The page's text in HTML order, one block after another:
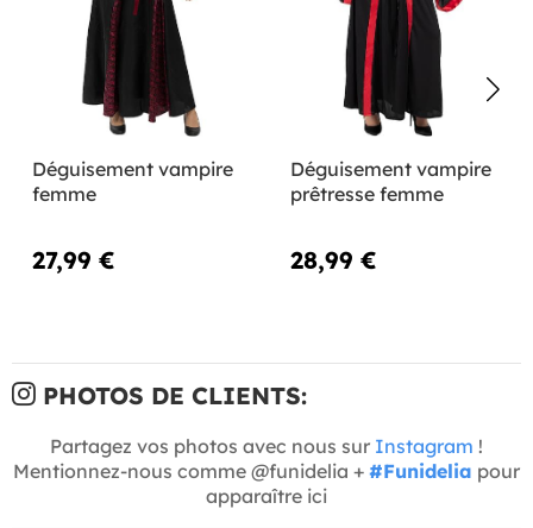
Déguisement vampire
femme
27,99 €
Déguisement vampire
prêtresse femme
28,99 €
PHOTOS DE CLIENTS:
Partagez vos photos avec nous sur Instagram !
Mentionnez-nous comme @funidelia + #Funidelia pour
apparaître ici